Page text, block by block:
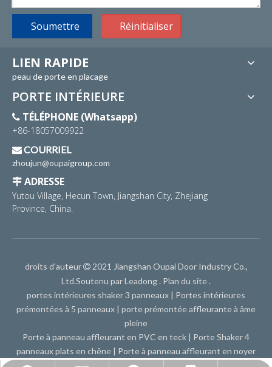
Soumettre Réinitialiser
LIEN RAPIDE
peau de porte en placage
PORTE INTÉRIEURE
 TÉLÉPHONE (Whatsapp)
+86-18057009922
COURRIEL
zhoujun@oupaigroup.com
 ADRESSE
Yutou Village, Hecun Town, Jiangshan City, Zhejiang
Province, China.
droits d'auteur 2021 Jiangshan Oupai Door Industry Co.,
Ltd.Soutenu parLeadong . Plan du site .
portes intérieures shaker 3 panneaux | Portes intérieures
prémontées à 5 panneaux | porte prémontée affleurante à âme
pleine
Porte à panneau affleurant en PVC en teck | Porte Shaker 4
panneaux plats en chêne | Porte à panneau affleurant en noyer